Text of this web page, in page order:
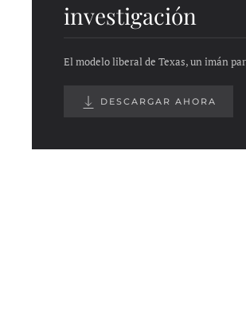
investigación
El modelo liberal de Texas, un imán
DESCARGAR AHORA